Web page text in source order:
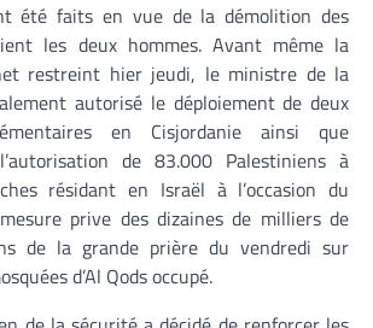
été faits en vue de la démolition des
les deux hommes. Avant même la
restreint hier jeudi, le ministre de la
autorisé le déploiement de deux
en Cisjordanie ainsi que
de 83.000 Palestiniens à
résidant en Israël à l’occasion du
prive des dizaines de milliers de
de la grande prière du vendredi sur
d’Al Qods occupé.